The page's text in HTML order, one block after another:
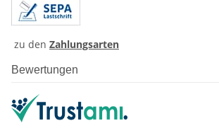
zu den Zahlungsarten
Bewertungen